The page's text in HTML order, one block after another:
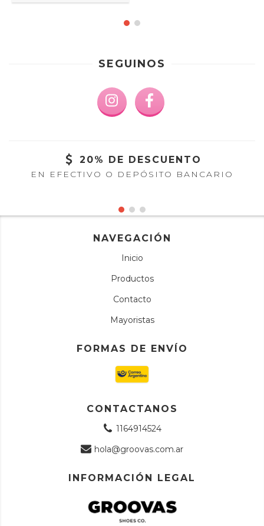
SEGUINOS
20% DE DESCUENTO
EN EFECTIVO O DEPÓSITO BANCARIO
NAVEGACIÓN
Inicio
Productos
Contacto
Mayoristas
FORMAS DE ENVÍO
CONTACTANOS
1164914524
hola@groovas.com.ar
INFORMACIÓN LEGAL